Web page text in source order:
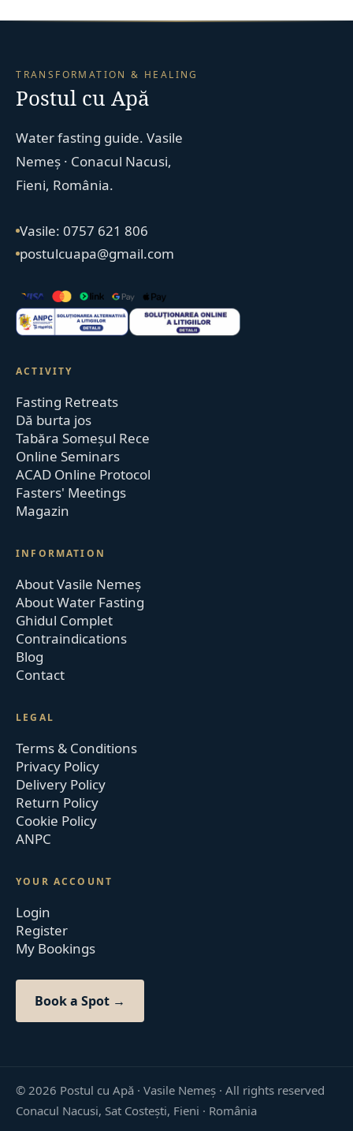
TRANSFORMATION & HEALING
Postul cu Apă
Water fasting guide. Vasile
Nemeș · Conacul Nacusi,
Fieni, România.
Vasile: 0757 621 806
postulcuapa@gmail.com
ACTIVITY
Fasting Retreats
Dă burta jos
Tabăra Someșul Rece
Online Seminars
ACAD Online Protocol
Fasters' Meetings
Magazin
INFORMATION
About Vasile Nemeș
About Water Fasting
Ghidul Complet
Contraindications
Blog
Contact
LEGAL
Terms & Conditions
Privacy Policy
Delivery Policy
Return Policy
Cookie Policy
ANPC
YOUR ACCOUNT
Login
Register
My Bookings
Book a Spot →
©2026 Postul cu Apă · Vasile Nemeș ·All rights reserved
Conacul Nacusi, Sat Costești, Fieni · România